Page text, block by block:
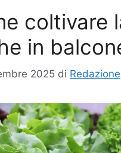
coltivare
in
2025 di Redazione